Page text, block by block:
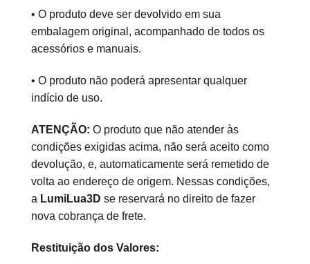
• O produto deve ser devolvido em sua
embalagem original, acompanhado de todos os
acessórios e manuais.
• O produto não poderá apresentar qualquer
indício de uso.
ATENÇÃO: O produto que não atender às
condições exigidas acima, não será aceito como
devolução, e, automaticamente será remetido de
volta ao endereço de origem. Nessas condições,
a LumiLua3D​ se reservará no direito de fazer
nova cobrança de frete.
Restituição dos Valores: